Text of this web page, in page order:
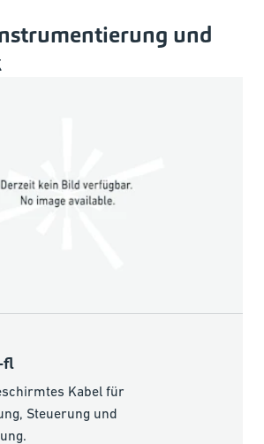
und
fl
Kabel für
Steuerung und